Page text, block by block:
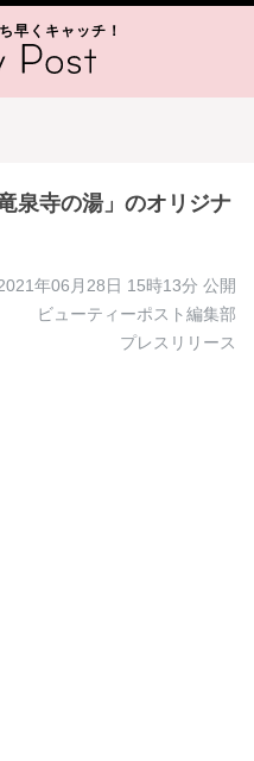
早くキャッチ！
泉寺の湯」のオリジナ
年06月28日 15時13分 公開
ビューティーポスト編集部
プレスリリース